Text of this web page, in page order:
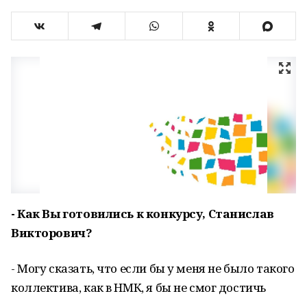
- Как Вы готовились к конкурсу, Станислав
Викторович?
- Могу сказать, что если бы у меня не было такого
коллектива, как в НМК, я бы не смог достичь